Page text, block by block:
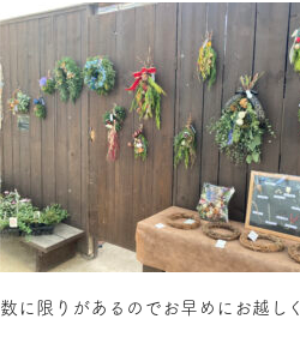
数に限りがあるのでお早めにお越し